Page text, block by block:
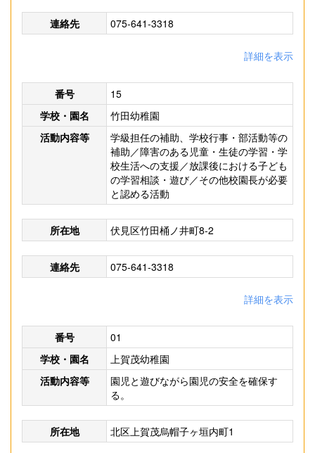
連絡先 075-641-3318
詳細を表示
番号
15
学校・園名
竹田幼稚園
活動内容等
学級担任の補助、学校行事・部活動等の
補助／障害のある児童・生徒の学習・学
校生活への支援／放課後における子ども
の学習相談・遊び／その他校園長が必要
と認める活動
所在地 伏見区竹田桶ノ井町8-2
連絡先 075-641-3318
詳細を表示
番号
01
学校・園名
上賀茂幼稚園
活動内容等
園児と遊びながら園児の安全を確保す
る。
所在地 北区上賀茂烏帽子ヶ垣内町1